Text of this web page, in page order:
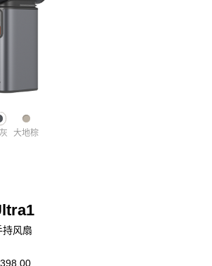
大地棕
持风扇